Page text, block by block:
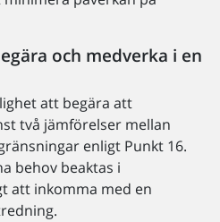
och medverka i en
att begära att
två jämförelser mellan
enligt Punkt 16.
behov beaktas i
att inkomma med en